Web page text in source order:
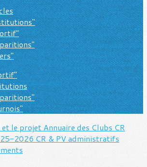
et le projet Annuaire des Clubs CR
2026 CR & PV administratifs